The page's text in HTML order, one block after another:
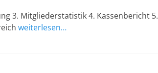
3. Mitgliederstatistik 4. Kassenbericht 5.
weiterlesen…